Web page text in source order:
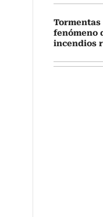
fenómeno
incendios